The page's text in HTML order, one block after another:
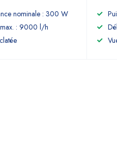
nominale : 300 W
: 9000 l/h